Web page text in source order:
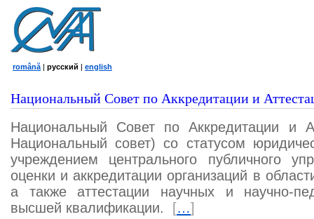
română | русский | english
Национальный Совет по Аккредитации и
Национальный Совет по Аккредитации и
Национальный совет) со статусом
учреждением центрального публичного
оценки и аккредитации организаций в
а также аттестации научных и научно-
высшей квалификации.
[…]